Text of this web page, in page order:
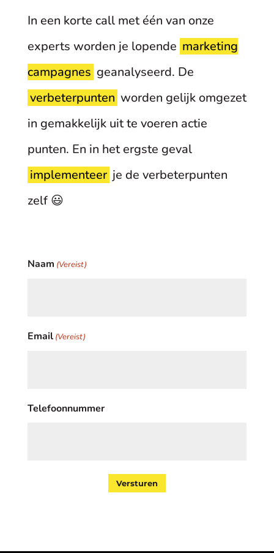
In een korte call met één van onze
experts worden je lopende marketing
campagnes geanalyseerd. De
verbeterpunten worden gelijk omgezet
in gemakkelijk uit te voeren actie
punten. En in het ergste geval
implementeer je de verbeterpunten
zelf 😃
Naam (Vereist)
Email (Vereist)
Telefoonnummer
Versturen